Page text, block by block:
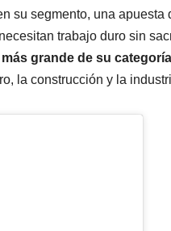
su segmento, una apuesta
trabajo duro sin
grande de su
la construcción y la